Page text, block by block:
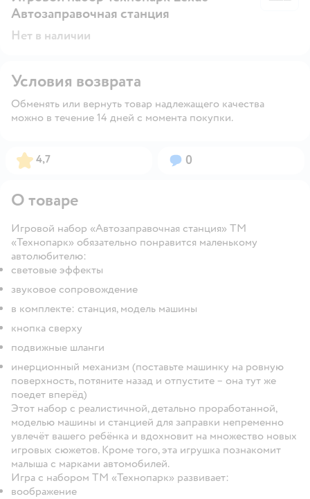
Автозаправочная станция
Нет в наличии
Условия возврата
Обменять или вернуть товар надлежащего качества
можно в течение 14 дней с момента покупки.
Рейтинг:
4,7 Вопросов:
0
О товаре
Игровой набор «Автозаправочная станция» ТМ
«Технопарк» обязательно понравится маленькому
автолюбителю:
световые эффекты
звуковое сопровождение
в комплекте: станция, модель машины
кнопка сверху
подвижные шланги
инерционный механизм (поставьте машинку на ровную
поверхность, потяните назад и отпустите – она тут же
поедет вперёд)
Этот набор с реалистичной, детально проработанной,
моделью машины и станцией для заправки непременно
увлечёт вашего ребёнка и вдохновит на множество новых
игровых сюжетов. Кроме того, эта игрушка познакомит
малыша с марками автомобилей.
Игра с набором ТМ «Технопарк» развивает:
воображение